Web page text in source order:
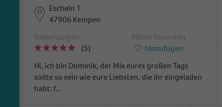
Escheln 1
47906 Kempen
Bewertungen
(5)
Meine Favoriten
hinzufügen
Hi, ich bin Dominik, der Mix eures großen Tags
sollte so sein wie eure Liebsten, die ihr eingeladen
habt: f...